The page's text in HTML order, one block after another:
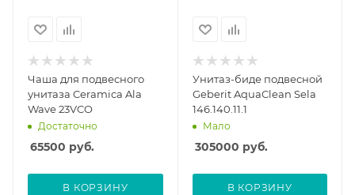
Чаша для подвесного
унитаза Ceramica Ala
Wave 23VCO
Достаточно
65500 руб.
В КОРЗИНУ
Унитаз-биде подвесной
Geberit AquaClean Sela
146.140.11.1
Мало
305000 руб.
В КОРЗИНУ